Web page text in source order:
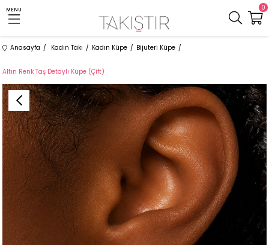
MENU 0
Anasayfa Kadın Takı Kadın Küpe Bijuteri Küpe
Altın Renk Taş Detaylı Küpe (Çift)